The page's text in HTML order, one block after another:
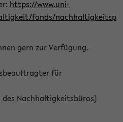
https://www.uni-
fonds/nachhaltigkeitsp
gern zur Verfügung.
für
Nachhaltigkeitsbüros)